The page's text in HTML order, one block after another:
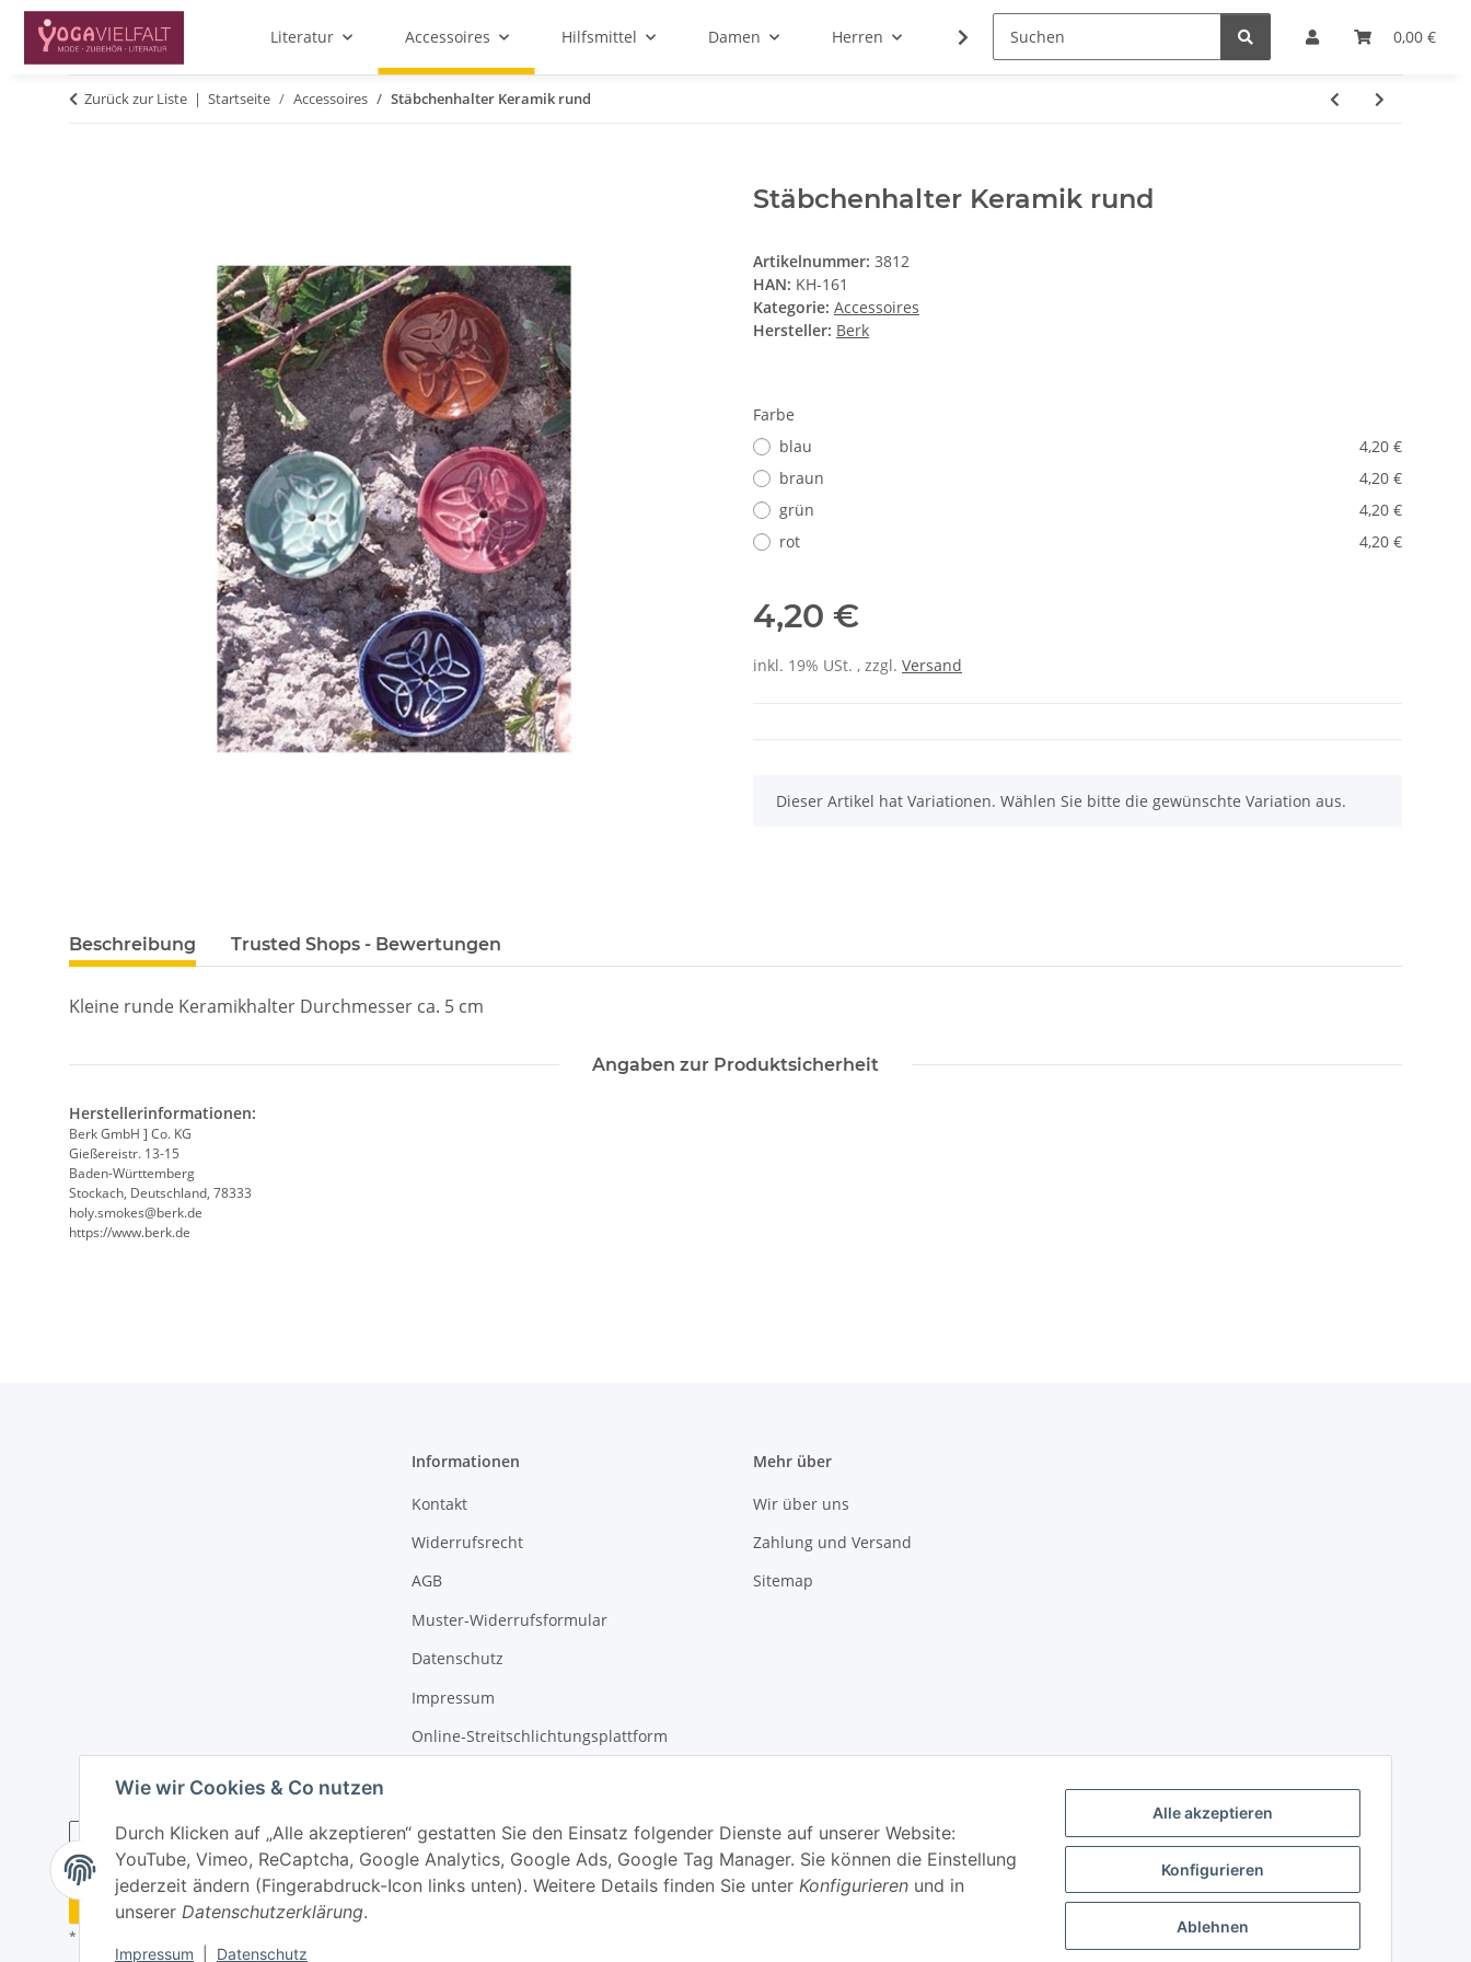
Alle akzeptieren
Konfigurieren
Ablehnen
Wie wir Cookies & Co nutzen
Durch Klicken auf „Alle akzeptieren“ gestatten Sie den Einsatz folgender Dienste auf unserer Website:
YouTube, Vimeo, ReCaptcha, Google Analytics, Google Ads, Google Tag Manager. Sie können die Einstellung
jederzeit ändern (Fingerabdruck-Icon links unten). Weitere Details finden Sie unter Konfigurieren und in
unserer Datenschutzerklärung.
Impressum Datenschutz
0,00 €
Literatur Accessoires Hilfsmittel Damen Herren Sale Hersteller
Zurück zur Liste Startseite Accessoires Stäbchenhalter Keramik rund
Stäbchenhalter Keramik rund
Artikelnummer: 3812
HAN: KH-161
Kategorie: Accessoires
Hersteller: Berk
Farbe
blau
4,20 €
braun
4,20 €
grün
4,20 €
rot
4,20 €
4,20 €
inkl. 19% USt. , zzgl. Versand
x
Dieser Artikel hat Variationen. Wählen Sie bitte die gewünschte Variation aus.
Beschreibung Trusted Shops - Bewertungen
Kleine runde Keramikhalter Durchmesser ca. 5 cm
Angaben zur Produktsicherheit
Herstellerinformationen:
Berk GmbH ] Co. KG
Gießereistr. 13-15
Baden-Württemberg
Stockach, Deutschland, 78333
holy.smokes@berk.de
https://www.berk.de
Informationen
Kontakt
Widerrufsrecht
AGB
Muster-Widerrufsformular
Datenschutz
Impressum
Online-Streitschlichtungsplattform
Mehr über
Wir über uns
Zahlung und Versand
Sitemap
Widerrufsbutton
* Alle Preise inkl. gesetzlicher USt., zzgl.